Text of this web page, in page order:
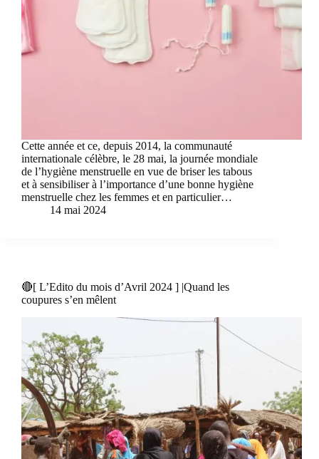
Cette année et ce, depuis 2014, la communauté
internationale célèbre, le 28 mai, la journée mondiale
de l’hygiène menstruelle en vue de briser les tabous
et à sensibiliser à l’importance d’une bonne hygiène
menstruelle chez les femmes et en particulier…
14 mai 2024
🔴[ L’Edito du mois d’Avril 2024 ] |Quand les
coupures s’en mêlent